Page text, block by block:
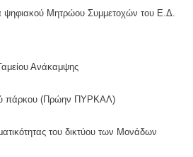
ψηφιακού Μητρώου Συμμετοχών του Ε.Δ.
Ανάκαμψης
πάρκου (Πρώην ΠΥΡΚΑΛ)
του δικτύου των Μονάδων